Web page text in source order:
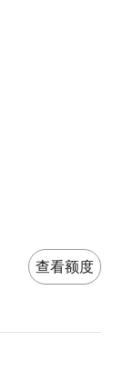
查看额度